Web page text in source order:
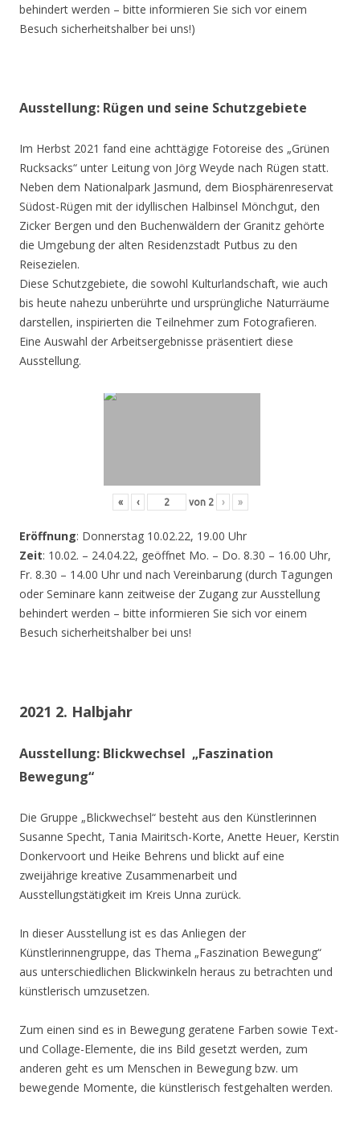
behindert werden – bitte informieren Sie sich vor einem
Besuch sicherheitshalber bei uns!)
Ausstellung: Rügen und seine Schutzgebiete
Im Herbst 2021 fand eine achttägige Fotoreise des „Grünen
Rucksacks“ unter Leitung von Jörg Weyde nach Rügen statt.
Neben dem Nationalpark Jasmund, dem Biosphärenreservat
Südost-Rügen mit der idyllischen Halbinsel Mönchgut, den
Zicker Bergen und den Buchenwäldern der Granitz gehörte
die Umgebung der alten Residenzstadt Putbus zu den
Reisezielen.
Diese Schutzgebiete, die sowohl Kulturlandschaft, wie auch
bis heute nahezu unberührte und ursprüngliche Naturräume
darstellen, inspirierten die Teilnehmer zum Fotografieren.
Eine Auswahl der Arbeitsergebnisse präsentiert diese
Ausstellung.
« ‹ von 2 › »
Eröffnung: Donnerstag 10.02.22, 19.00 Uhr
Zeit: 10.02. – 24.04.22, geöffnet Mo. – Do. 8.30 – 16.00 Uhr,
Fr. 8.30 – 14.00 Uhr und nach Vereinbarung (durch Tagungen
oder Seminare kann zeitweise der Zugang zur Ausstellung
behindert werden – bitte informieren Sie sich vor einem
Besuch sicherheitshalber bei uns!
2021 2. Halbjahr
Ausstellung: Blickwechsel „Faszination
Bewegung“
Die Gruppe „Blickwechsel“ besteht aus den Künstlerinnen
Susanne Specht, Tania Mairitsch-Korte, Anette Heuer, Kerstin
Donkervoort und Heike Behrens und blickt auf eine
zweijährige kreative Zusammenarbeit und
Ausstellungstätigkeit im Kreis Unna zurück.
In dieser Ausstellung ist es das Anliegen der
Künstlerinnengruppe, das Thema „Faszination Bewegung“
aus unterschiedlichen Blickwinkeln heraus zu betrachten und
künstlerisch umzusetzen.
Zum einen sind es in Bewegung geratene Farben sowie Text-
und Collage-Elemente, die ins Bild gesetzt werden, zum
anderen geht es um Menschen in Bewegung bzw. um
bewegende Momente, die künstlerisch festgehalten werden.